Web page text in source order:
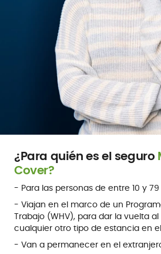
¿Para quién es el seguro
Cover?
- Para las personas de entre 10 y
- Viajan en el marco de un
Trabajo (WHV), para dar la vuelta
cualquier otro tipo de estancia en
- Van a permanecer en el